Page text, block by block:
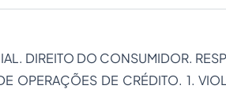
DIREITO DO CONSUMIDOR.
OPERAÇÕES DE CRÉDITO. 1.